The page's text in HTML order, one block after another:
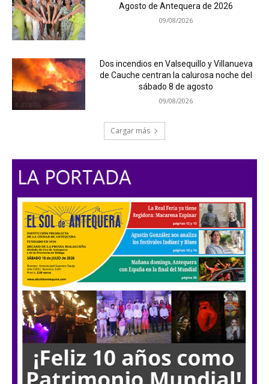
Agosto de Antequera de 2026
09/08/2026
Dos incendios en Valsequillo y Villanueva
de Cauche centran la calurosa noche del
sábado 8 de agosto
09/08/2026
Cargar más